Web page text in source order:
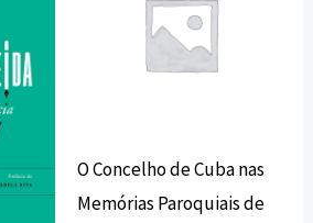
O Concelho de Cuba nas
Memórias Paroquiais de
5,00 €.4,50 €.